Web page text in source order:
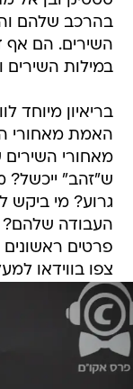
בהרכב שלהם
השירים. הם אף
במילות השירים
בריאיון מיוחד
האמת מאחורי
מאחורי
ש"זהב" ייכשל?
גרוע? מי ביקש
העבודה שלהם?
פרטים
צפו בווידאו